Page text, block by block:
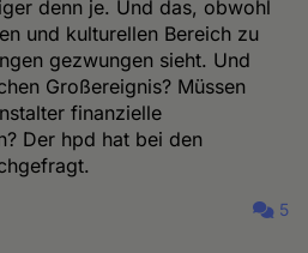
denn je. Und das, obwohl
und kulturellen Bereich zu
gezwungen sieht. Und
Großereignis? Müssen
finanzielle
Der hpd hat bei den
5